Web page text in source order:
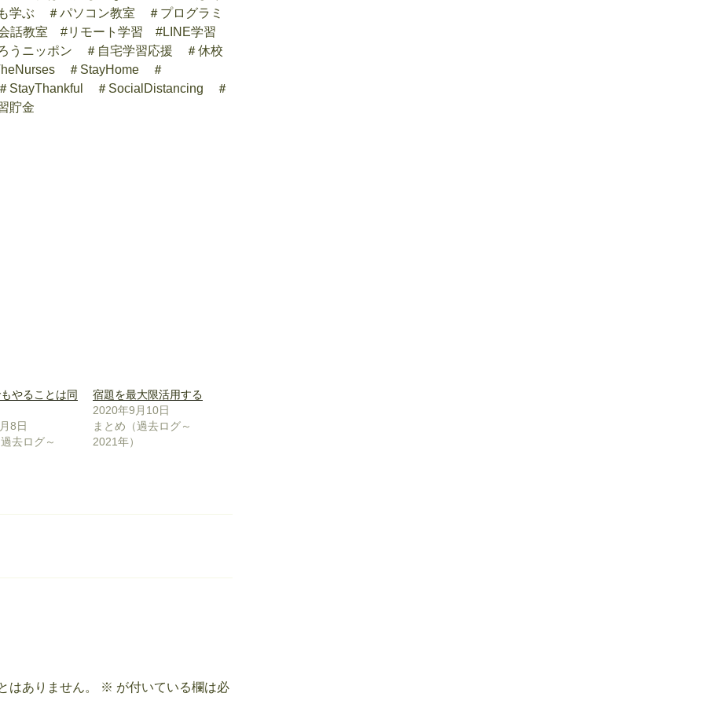
ぶ ＃パソコン教室 ＃プログラミ
話教室 #リモート学習 #LINE学習
うニッポン ＃自宅学習応援 ＃休校
＃StayHome ＃
StayThankful ＃SocialDistancing ＃
貯金
やることは同
8日
去ログ～
宿題を最大限活用する
2020年9月10日
まとめ（過去ログ～
2021年）
はありません。 ※ が付いている欄は必